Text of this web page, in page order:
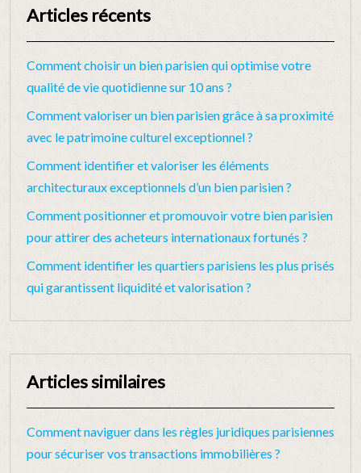
Articles récents
Comment choisir un bien parisien qui optimise votre
qualité de vie quotidienne sur 10 ans ?
Comment valoriser un bien parisien grâce à sa proximité
avec le patrimoine culturel exceptionnel ?
Comment identifier et valoriser les éléments
architecturaux exceptionnels d’un bien parisien ?
Comment positionner et promouvoir votre bien parisien
pour attirer des acheteurs internationaux fortunés ?
Comment identifier les quartiers parisiens les plus prisés
qui garantissent liquidité et valorisation ?
Articles similaires
Comment naviguer dans les règles juridiques parisiennes
pour sécuriser vos transactions immobilières ?